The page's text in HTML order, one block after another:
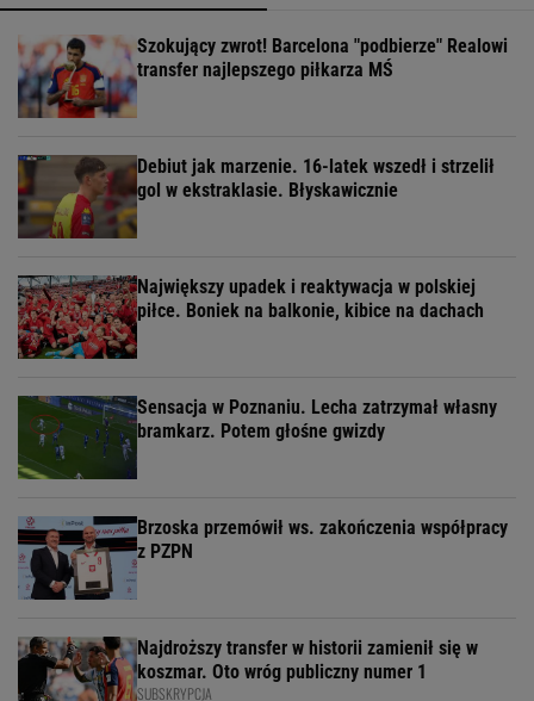
Szokujący zwrot! Barcelona "podbierze" Realowi
transfer najlepszego piłkarza MŚ
Debiut jak marzenie. 16-latek wszedł i strzelił
gol w ekstraklasie. Błyskawicznie
Największy upadek i reaktywacja w polskiej
piłce. Boniek na balkonie, kibice na dachach
Sensacja w Poznaniu. Lecha zatrzymał własny
bramkarz. Potem głośne gwizdy
Brzoska przemówił ws. zakończenia współpracy
z PZPN
Najdroższy transfer w historii zamienił się w
koszmar. Oto wróg publiczny numer 1
SUBSKRYPCJA